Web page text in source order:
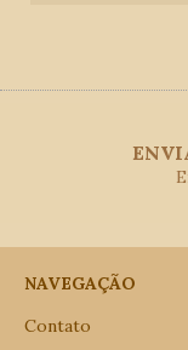
NAVEGAÇÃO
Contato